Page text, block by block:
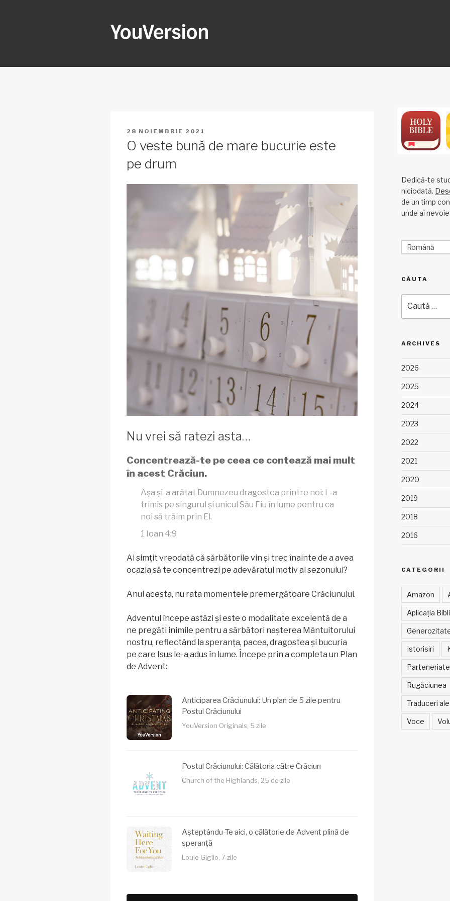
PUBLICAT
28 NOIEMBRIE 2021
O veste bună de mare bucurie este
pe drum
Nu vrei să ratezi asta…
Concentrează-te pe ceea ce contează mai mult
în acest Crăciun.
Așa și-a arătat Dumnezeu dragostea printre noi: L-a
trimis pe singurul și unicul Său Fiu în lume pentru ca
noi să trăim prin El.
1 Ioan 4:9
Ai simțit vreodată că sărbătorile vin și trec înainte de a avea
ocazia să te concentrezi pe adevăratul motiv al sezonului?
Anul acesta, nu rata momentele premergătoare Crăciunului.
Adventul începe astăzi și este o modalitate excelentă de a
ne pregăti inimile pentru a sărbători nașterea Mântuitorului
nostru, reflectând la speranța, pacea, dragostea și bucuria
pe care Isus le-a adus în lume. Începe prin a completa un Plan
de Advent:
Anticiparea Crăciunului: Un plan de 5 zile pentru
Postul Crăciunului
YouVersion Originals, 5 zile
Postul Crăciunului: Călătoria către Crăciun
Church of the Highlands, 25 de zile
Așteptându-Te aici, o călătorie de Advent plină de
speranță
Louie Giglio, 7 zile
Dedică-te
niciodată.
de un timp
unde ai nevoie.
Română
CĂUTA
după:
ARCHIVES
2026
2025
2024
2023
2022
2021
2020
2019
2018
2016
CATEGORII
Amazon
Aplicația
Istorisiri
Parteneriate
Rugăciunea
Traduceri
Voce